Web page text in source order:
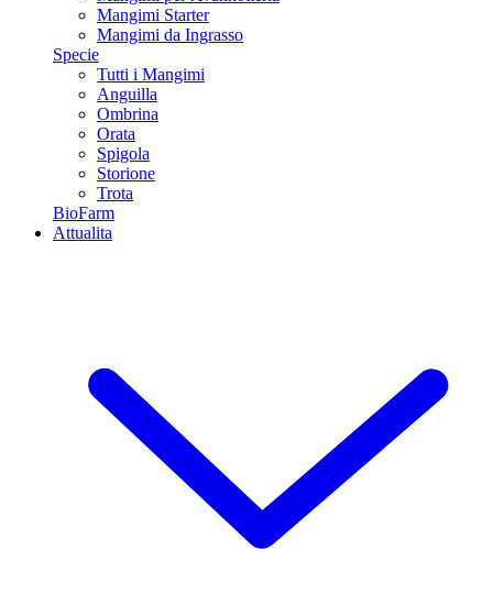
Mangimi Starter
Mangimi da Ingrasso
Specie
Tutti i Mangimi
Anguilla
Ombrina
Orata
Spigola
Storione
Trota
BioFarm
Attualita